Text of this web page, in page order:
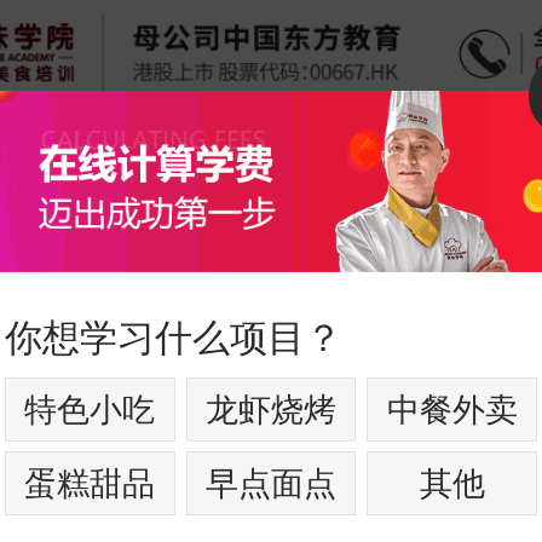
你想学习什么项目？
特色小吃 龙虾烧烤
中餐外卖
蛋糕甜品
早点面点 其他